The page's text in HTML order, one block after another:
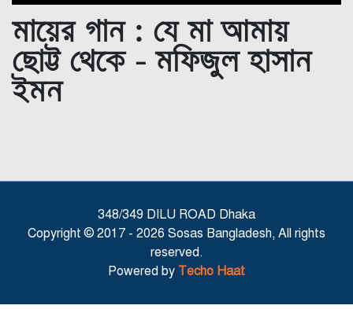
Mute
মায়ের গান : যে মা আমায়
ছোট্ট থেকে - মফিজুল হাসান
ইমন
348/349 DILU ROAD Dhaka
Copyright © 2017 - 2026 Sosas Bangladesh, All rights
reserved.
Powered by Techo Haat